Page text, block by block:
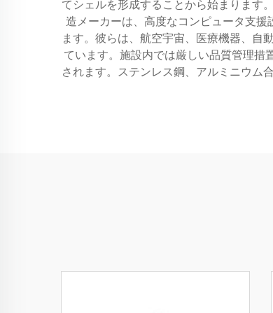
てシェルを形成することから始まります
造メーカーは、高度なコンピュータ支
ます。彼らは、航空宇宙、医療機器、自
ています。施設内では厳しい品質管理措
されます。ステンレス鋼、アルミニウム